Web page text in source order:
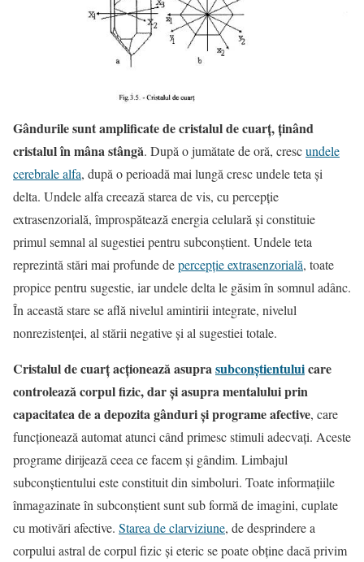
Gândurile sunt amplificate de cristalul de cuarţ, ţinând
cristalul în mâna stângă. După o jumătate de oră, crescundele
cerebrale alfa, după o perioadă mai lungă cresc undele teta şi
delta. Undele alfa creează starea de vis, cu percepţie
extrasenzorială, împrospătează energia celulară şi constituie
primul semnal al sugestiei pentru subconştient. Undele teta
reprezintă stări mai profunde depercepţie extrasenzorială, toate
propice pentru sugestie, iar undele delta le găsim în somnul adânc.
În această stare se află nivelul amintirii integrate, nivelul
nonrezistenţei, al stării negative şi al sugestiei totale.
Cristalul de cuarţ acţionează asuprasubconştientuluicare
controlează corpul fizic, dar şi asupra mentalului prin
capacitatea de a depozita gânduri şi programe afective, care
funcţionează automat atunci când primesc stimuli adecvaţi. Aceste
programe dirijează ceea ce facem şi gândim. Limbajul
subconştientului este constituit din simboluri. Toate informaţiile
înmagazinate în subconştient sunt sub formă de imagini, cuplate
cu motivări afective. Starea de clarviziune, de desprindere a
corpului astral de corpul fizic şi eteric se poate obţine dacă privim